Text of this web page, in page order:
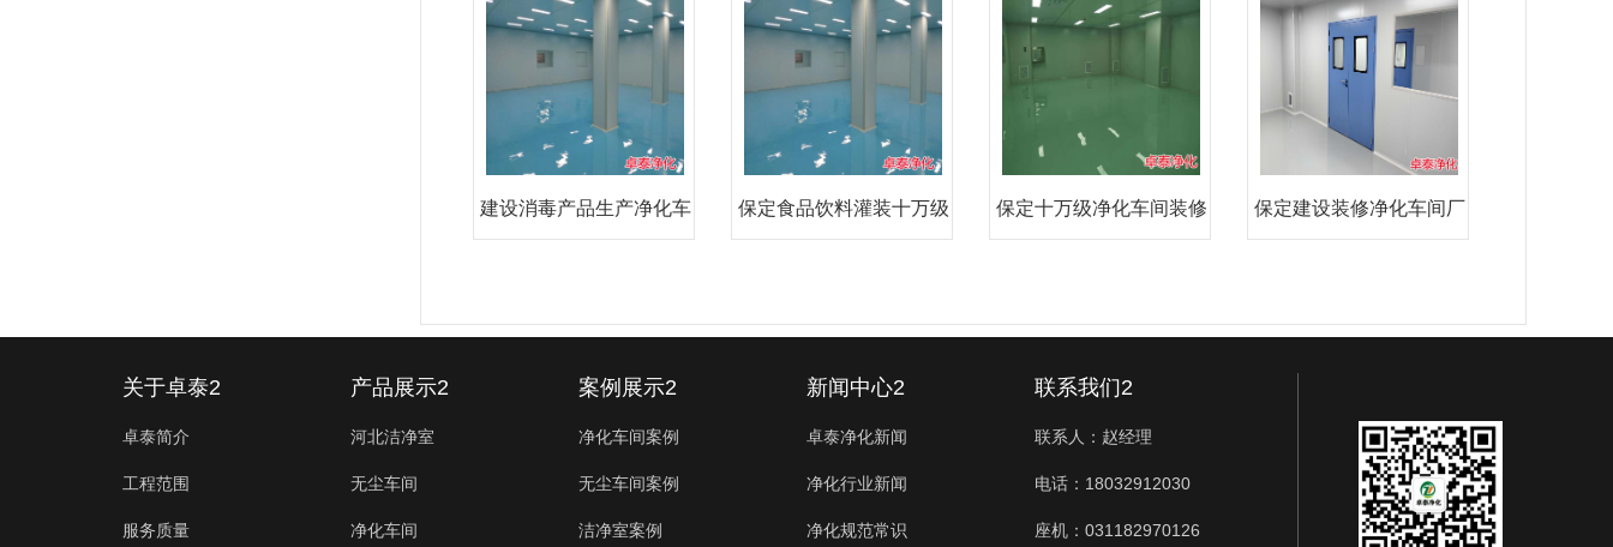
建设消毒产品生产净化车 保定食品饮料灌装十万级 保定十万级净化车间装修 保定建设装修净化车间厂
关于卓泰2
卓泰简介
工程范围
服务质量
产品展示2
河北洁净室
无尘车间
净化车间
案例展示2
净化车间案例
无尘车间案例
洁净室案例
新闻中心2
卓泰净化新闻
净化行业新闻
净化规范常识
联系我们2
联系人：赵经理
电话：18032912030
座机：031182970126